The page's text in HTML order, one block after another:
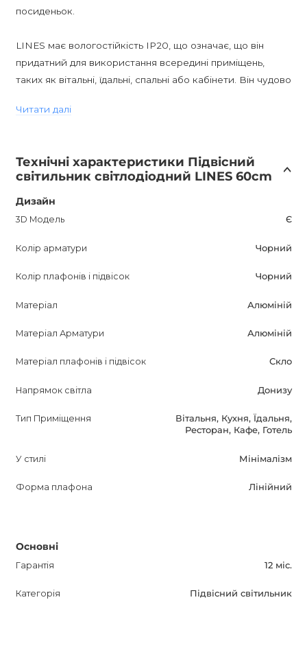
посиденьок.
LINES має вологостійкість IP20, що означає, що він
придатний для використання всередині приміщень,
таких як вітальні, їдальні, спальні або кабінети. Він чудово
вашого житла.
забезпечує зручне розташування і дозволяє
насолоджуватися яскравим освітленням. Однак, варто
відзначити, що він не підтримує димування.
стильний аксесуар, який покращить ваше життя. Він
модний штрих і стане фокусним елементом будь-якого
інтер'єру. Завдяки своїм характеристикам і дизайну,
хто цінує сучасний стиль і якість.
світильник, який перетворить ваше житло на затишне
привабливим і стильним. Зверніть увагу на LINES і
Читати далі
Технічні характеристики Підвісний
світильник світлодіодний LINES 60cm
Дизайн
3D Модель Є
Колір арматури Чорний
Колір плафонів і підвісок Чорний
Матеріал Алюміній
Матеріал Арматури Алюміній
Матеріал плафонів і підвісок Скло
Напрямок світла Донизу
Тип Приміщення
Вітальня, Кухня, Їдальня,
Ресторан, Кафе, Готель
У стилі Мінімалізм
Форма плафона Лінійний
Основні
Гарантія 12 міс.
Категорія Підвісний світильник